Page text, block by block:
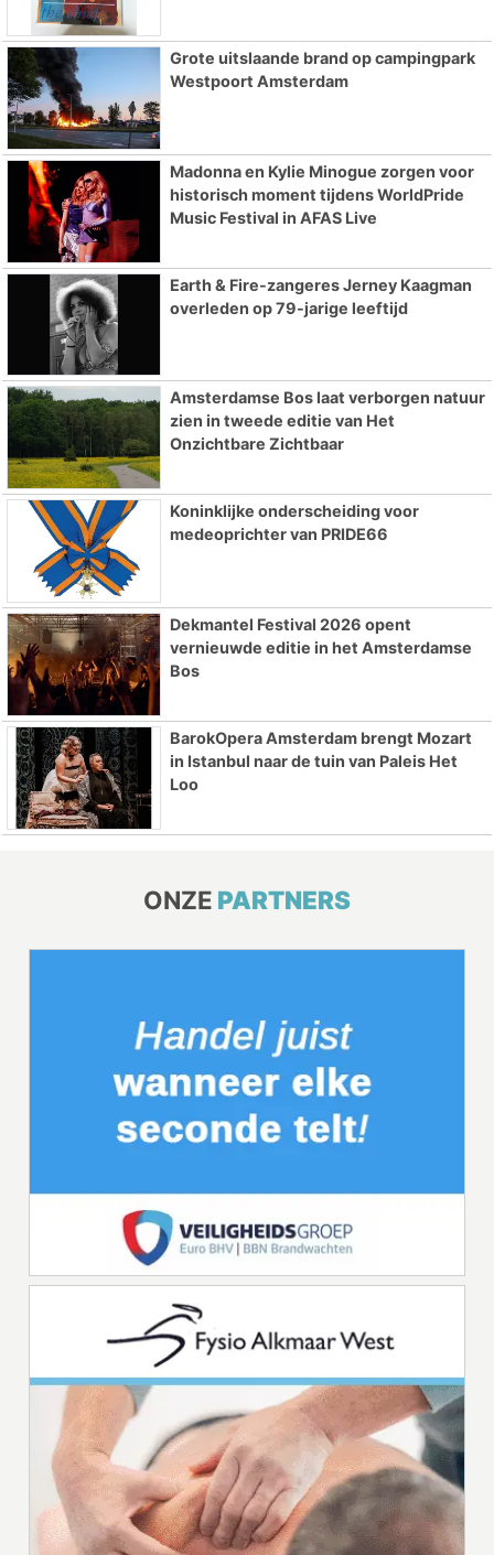
Grote uitslaande brand op campingpark
Westpoort Amsterdam
Madonna en Kylie Minogue zorgen voor
historisch moment tijdens WorldPride
Music Festival in AFAS Live
Earth & Fire-zangeres Jerney Kaagman
overleden op 79-jarige leeftijd
Amsterdamse Bos laat verborgen natuur
zien in tweede editie van Het
Onzichtbare Zichtbaar
Koninklijke onderscheiding voor
medeoprichter van PRIDE66
Dekmantel Festival 2026 opent
vernieuwde editie in het Amsterdamse
Bos
BarokOpera Amsterdam brengt Mozart
in Istanbul naar de tuin van Paleis Het
Loo
ONZE PARTNERS